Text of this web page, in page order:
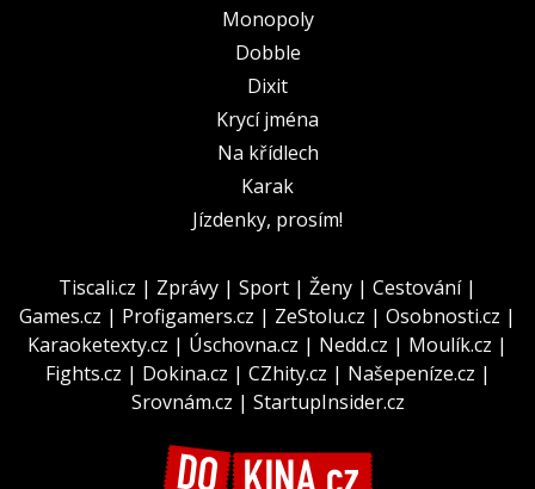
Monopoly
Dobble
Dixit
Krycí jména
Na křídlech
Karak
Jízdenky, prosím!
Tiscali.cz | Zprávy | Sport | Ženy | Cestování|
Games.cz | Profigamers.cz | ZeStolu.cz | Osobnosti.cz |
Karaoketexty.cz | Úschovna.cz | Nedd.cz | Moulík.cz |
Fights.cz | Dokina.cz | CZhity.cz | Našepeníze.cz |
Srovnám.cz | StartupInsider.cz